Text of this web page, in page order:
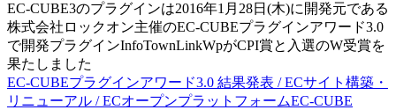
EC-CUBE3のプラグインは2016年1月28日(木)に開発元である
株式会社ロックオン主催のEC-CUBEプラグインアワード3.0
で開発プラグインInfoTownLinkWpがCPI賞と入選のW受賞を
果たしました
EC-CUBEプラグインアワード3.0 結果発表 / ECサイト構築・
リニューアル / ECオープンプラットフォームEC-CUBE